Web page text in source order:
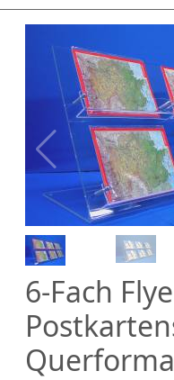
6-Fach